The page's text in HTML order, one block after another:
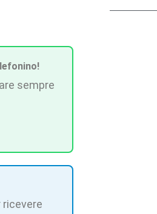
sempre
ricevere